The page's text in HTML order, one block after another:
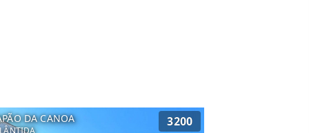
DA CANOA 3200